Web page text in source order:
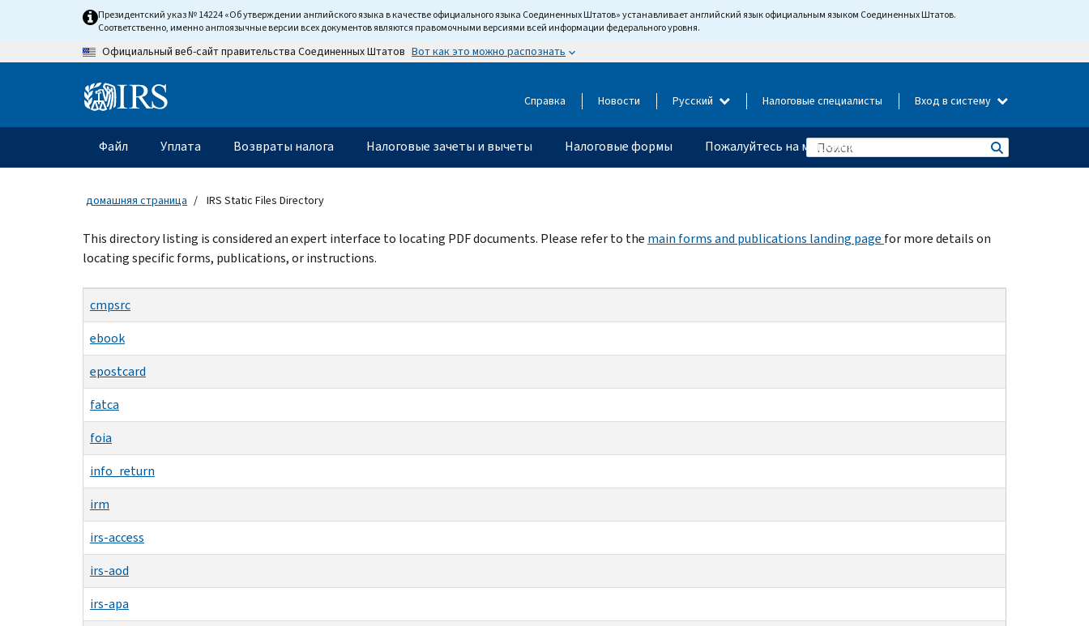
content
Президентский указ № 14224 «Об утверждении английского языка в качестве официального языка Соединенных Штатов» устанавливает английский язык официальным языком Соединенных Штатов.
Соответственно, именно англоязычные версии всех документов являются правомочными версиями всей информации федерального уровня.
Официальный веб-сайт правительства Соединенных Штатов Вот как это можно распознать
Information Справка Новости Русский Налоговые специалисты Вход в систему
Главное
меню
Файл Уплата Возвраты налога Налоговые зачеты и вычеты Налоговые формы Пожалуйтесь на мошенничество
домашняя страница IRS Static Files Directory
Beginning
of
This directory listing is considered an expert interface to locating PDF documents. Please refer to the main forms and publications landing page for more details on
locating specific forms, publications, or instructions.
cmpsrc
ebook
epostcard
fatca
foia
info_return
irm
irs-access
irs-aod
irs-apa